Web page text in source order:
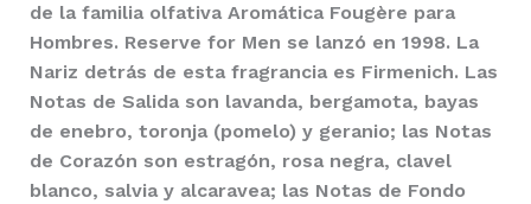
de la familia olfativa Aromática Fougère para
Hombres. Reserve for Men se lanzó en 1998. La
Nariz detrás de esta fragrancia es Firmenich. Las
Notas de Salida son lavanda, bergamota, bayas
de enebro, toronja (pomelo) y geranio; las Notas
de Corazón son estragón, rosa negra, clavel
blanco, salvia y alcaravea; las Notas de Fondo